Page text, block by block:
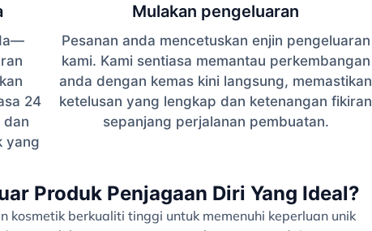
24
dan
yang
Mulakan pengeluaran
Pesanan anda mencetuskan enjin pengeluaran
kami. Kami sentiasa memantau perkembangan
anda dengan kemas kini langsung, memastikan
ketelusan yang lengkap dan ketenangan fikiran
sepanjang perjalanan pembuatan.
Produk Penjagaan Diri Yang Ideal?
kosmetik berkualiti tinggi untuk memenuhi keperluan unik